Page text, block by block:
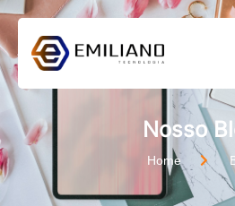
Nosso
Home